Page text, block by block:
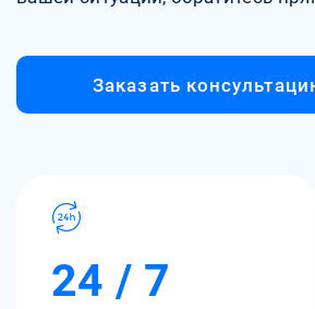
Заказать
24 / 7